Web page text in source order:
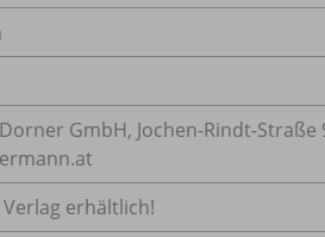
GmbH, Jochen-Rindt-Straße
erhältlich!